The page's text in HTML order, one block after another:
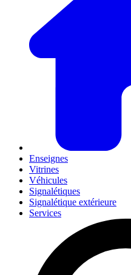
Enseignes
Vitrines
Véhicules
Signalétiques
Signalétique extérieure
Services